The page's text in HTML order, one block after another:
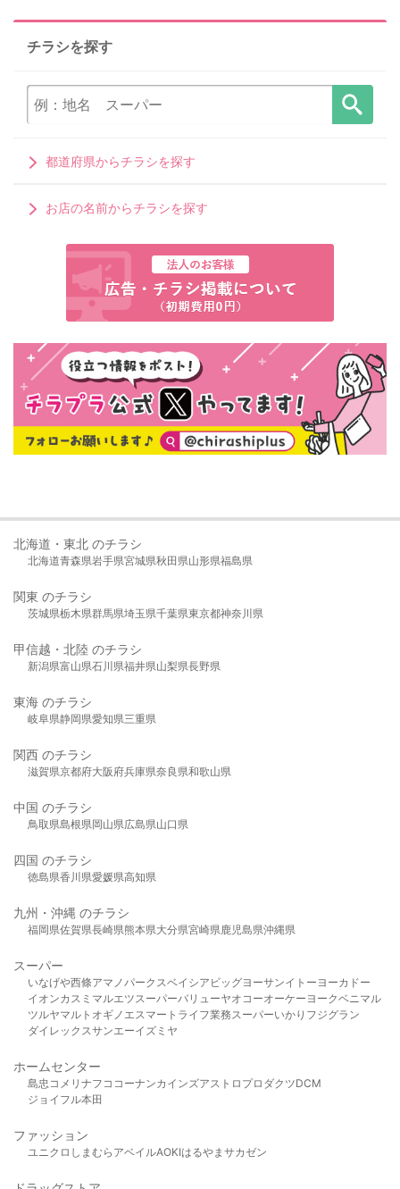
チラシを探す
都道府県からチラシを探す
お店の名前からチラシを探す
北海道・東北 のチラシ
北海道青森県岩手県宮城県秋田県山形県福島県
関東 のチラシ
茨城県栃木県群馬県埼玉県千葉県東京都神奈川県
甲信越・北陸 のチラシ
新潟県富山県石川県福井県山梨県長野県
東海 のチラシ
岐阜県静岡県愛知県三重県
関西 のチラシ
滋賀県京都府大阪府兵庫県奈良県和歌山県
中国 のチラシ
鳥取県島根県岡山県広島県山口県
四国 のチラシ
徳島県香川県愛媛県高知県
九州・沖縄 のチラシ
福岡県佐賀県長崎県熊本県大分県宮崎県鹿児島県沖縄県
スーパー
いなげや西條アマノパークスベイシア ビッグヨーサンイトーヨーカドー
イオンカスミ マルエツスーパーバリューヤオコーオーケー ヨークベニマル
ツルヤマルト オギノ エスマート ライフ業務スーパーいかり フジグラン
ダイレックスサンエーイズミヤ
ホームセンター
島忠 コメリ ナフコ コーナンカインズアストロプロダクツDCM
ジョイフル本田
ファッション
ユニクロ しまむら アベイルAOKIはるやま サカゼン